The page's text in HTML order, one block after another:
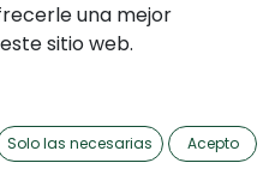
una mejor
sitio web.
Solo las necesarias Acepto